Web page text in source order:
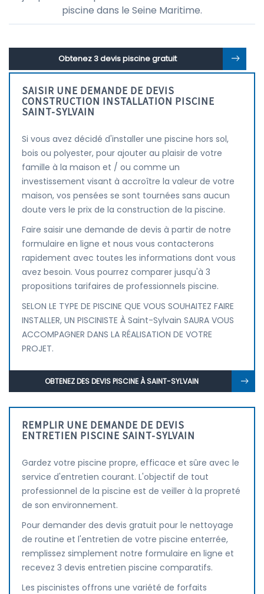
piscine dans le Seine Maritime.
Obtenez 3 devis piscine gratuit
SAISIR UNE DEMANDE DE DEVIS
CONSTRUCTION INSTALLATION PISCINE
SAINT-SYLVAIN
Si vous avez décidé d'installer une piscine hors sol,
bois ou polyester, pour ajouter au plaisir de votre
famille à la maison et / ou comme un
investissement visant à accroître la valeur de votre
maison, vos pensées se sont tournées sans aucun
doute vers le prix de la construction de la piscine.
Faire saisir une demande de devis à partir de notre
formulaire en ligne et nous vous contacterons
rapidement avec toutes les informations dont vous
avez besoin. Vous pourrez comparer jusqu'à 3
propositions tarifaires de professionnels piscine.
SELON LE TYPE DE PISCINE QUE VOUS SOUHAITEZ FAIRE
INSTALLER, UN PISCINISTE À Saint-Sylvain SAURA VOUS
ACCOMPAGNER DANS LA RÉALISATION DE VOTRE
PROJET.
OBTENEZ DES DEVIS PISCINE À SAINT-SYLVAIN
REMPLIR UNE DEMANDE DE DEVIS
ENTRETIEN PISCINE SAINT-SYLVAIN
Gardez votre piscine propre, efficace et sûre avec le
service d'entretien courant. L'objectif de tout
professionnel de la piscine est de veiller à la propreté
de son environnement.
Pour demander des devis gratuit pour le nettoyage
de routine et l'entretien de votre piscine enterrée,
remplissez simplement notre formulaire en ligne et
recevez 3 devis entretien piscine comparatifs.
Les piscinistes offrons une variété de forfaits